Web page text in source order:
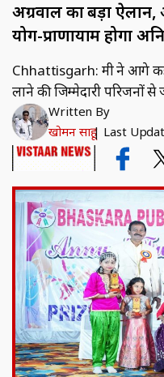
अग्रवाल का बड़ा
योग-प्राणायाम होगा
Chhattisgarh: मंत्री ने आगे
लाने की जिम्मेदारी परिजनों से
Written By
खोमन साहू| Last